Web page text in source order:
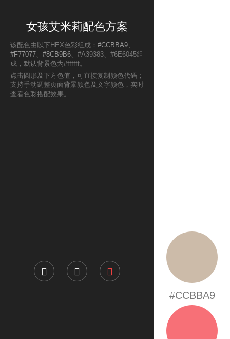
女孩艾米莉配色方案
该配色由以下HEX色彩组成： #CCBBA9、
#F77077、 #8CB9B6、#A39383、#6E6045组
成，默认背景色为#ffffff。
点击圆形及下方色值，可直接复制颜色代码；
支持手动调整页面背景颜色及文字颜色，实时
查看色彩搭配效果。
#CCBBA9